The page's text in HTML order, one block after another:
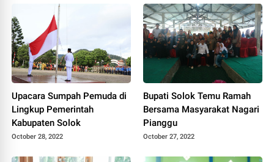
Upacara Sumpah Pemuda di
Lingkup Pemerintah
Kabupaten Solok
October 28, 2022
Bupati Solok Temu Ramah
Bersama Masyarakat Nagari
Pianggu
October 27, 2022